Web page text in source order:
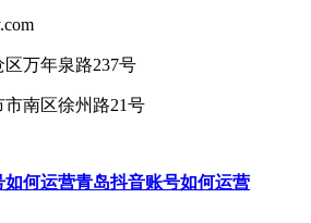
万年泉路237号
南区徐州路21号
如何运营青岛抖音账号如何运营